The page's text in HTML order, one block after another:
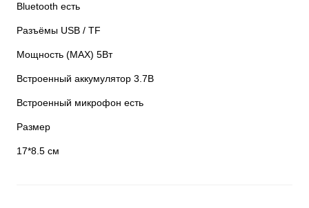
Bluetooth есть
Разъёмы USB / TF
Мощность (MAX) 5Вт
Встроенный аккумулятор 3.7В
Встроенный микрофон есть
Размер
17*8.5 см